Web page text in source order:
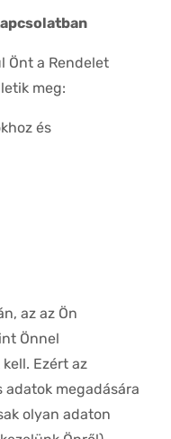
Önt a Rendelet
meg:
és
az az Ön
Önnel
Ezért az
adatok megadására
olyan adaton